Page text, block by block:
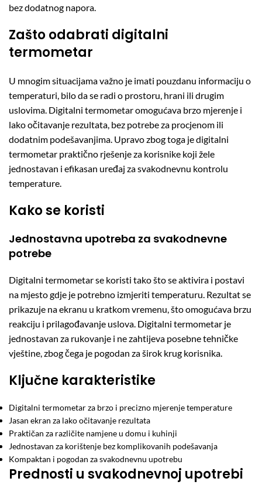
bez dodatnog napora.
Zašto odabrati digitalni
termometar
U mnogim situacijama važno je imati pouzdanu informaciju o
temperaturi, bilo da se radi o prostoru, hrani ili drugim
uslovima. Digitalni termometar omogućava brzo mjerenje i
lako očitavanje rezultata, bez potrebe za procjenom ili
dodatnim podešavanjima. Upravo zbog toga je digitalni
termometar praktično rješenje za korisnike koji žele
jednostavan i efikasan uređaj za svakodnevnu kontrolu
temperature.
Kako se koristi
Jednostavna upotreba za svakodnevne
potrebe
Digitalni termometar se koristi tako što se aktivira i postavi
na mjesto gdje je potrebno izmjeriti temperaturu. Rezultat se
prikazuje na ekranu u kratkom vremenu, što omogućava brzu
reakciju i prilagođavanje uslova. Digitalni termometar je
jednostavan za rukovanje i ne zahtijeva posebne tehničke
vještine, zbog čega je pogodan za širok krug korisnika.
Ključne karakteristike
Digitalni termometar za brzo i precizno mjerenje temperature
Jasan ekran za lako očitavanje rezultata
Praktičan za različite namjene u domu i kuhinji
Jednostavan za korištenje bez komplikovanih podešavanja
Kompaktan i pogodan za svakodnevnu upotrebu
Prednosti u svakodnevnoj upotrebi